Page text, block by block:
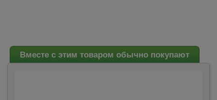
Вместе с этим товаром обычно покупают